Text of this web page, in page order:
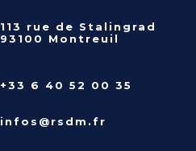
113 rue de Stalingrad
93100 Montreuil
+33 6 40 52 00 35
infos@rsdm.fr